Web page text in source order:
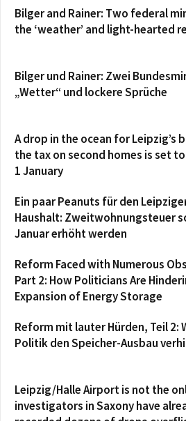
Bilger and Rainer: Two federal
the ‘weather’ and light-hearted
Bilger und Rainer: Zwei
„Wetter“ und lockere Sprüche
A drop in the ocean for Leipzig’s
the tax on second homes is set
1 January
Ein paar Peanuts für den
Haushalt: Zweitwohnungsteuer
Januar erhöht werden
Reform Faced with Numerous
Part 2: How Politicians Are
Expansion of Energy Storage
Reform mit lauter Hürden, Teil 2:
Politik den Speicher-Ausbau
Leipzig/Halle Airport is not the
investigators in Saxony have